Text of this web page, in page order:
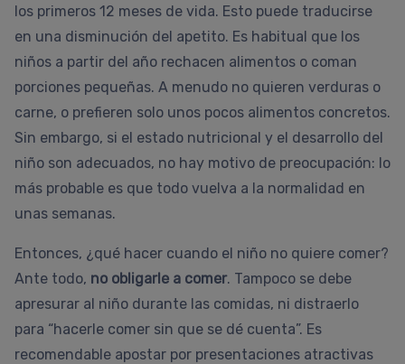
los primeros 12 meses de vida. Esto puede traducirse
en una disminución del apetito. Es habitual que los
niños a partir del año rechacen alimentos o coman
porciones pequeñas. A menudo no quieren verduras o
carne, o prefieren solo unos pocos alimentos concretos.
Sin embargo, si el estado nutricional y el desarrollo del
niño son adecuados, no hay motivo de preocupación: lo
más probable es que todo vuelva a la normalidad en
unas semanas.
Entonces, ¿qué hacer cuando el niño no quiere comer?
Ante todo, no obligarle a comer. Tampoco se debe
apresurar al niño durante las comidas, ni distraerlo
para “hacerle comer sin que se dé cuenta”. Es
recomendable apostar por presentaciones atractivas